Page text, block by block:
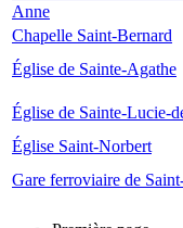
Anne
Chapelle Saint-Bernard
Église de Sainte-Agathe
Église de Sainte-Lucie-
Église Saint-Norbert
Gare ferroviaire de